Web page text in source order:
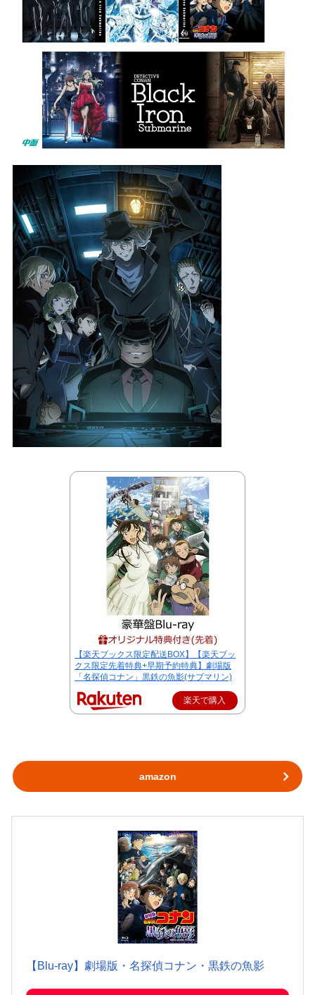
【楽天ブックス限定配送BOX】【楽天ブッ
クス限定先着特典+早期予約特典】劇場版
「名探偵コナン」黒鉄の魚影(サブマリン)
楽天で購入
amazon
【Blu-ray】劇場版・名探偵コナン・黒鉄の魚影